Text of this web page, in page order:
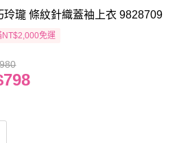
玲瓏 條紋針織蓋袖上衣 9828709
NT$2,000免運